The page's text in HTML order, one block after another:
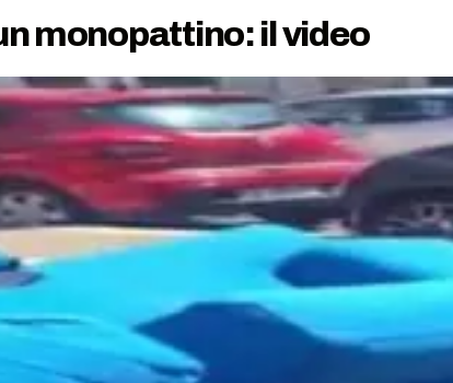
monopattino: il video